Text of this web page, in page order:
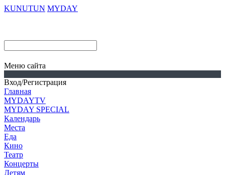
KUNUTUN MYDAY
Меню сайта
Вход/Регистрация
Главная
MYDAYTV
MYDAY SPECIAL
Календарь
Места
Еда
Кино
Театр
Концерты
Детям